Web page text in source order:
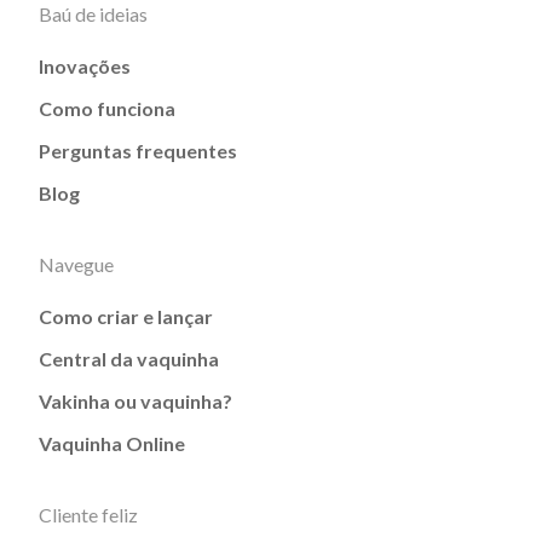
Baú de ideias
Inovações
Como funciona
Perguntas frequentes
Blog
Navegue
Como criar e lançar
Central da vaquinha
Vakinha ou vaquinha?
Vaquinha Online
Cliente feliz